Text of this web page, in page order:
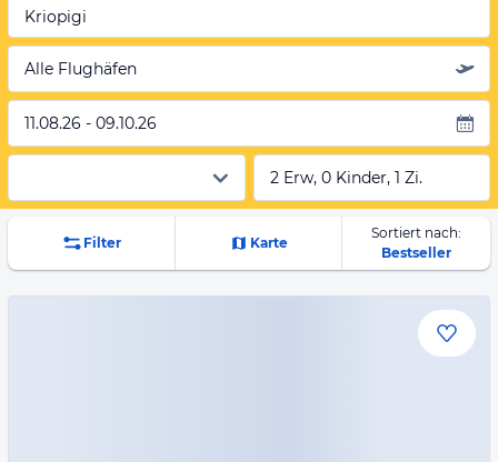
Kriopigi
Alle Flughäfen
11.08.26 - 09.10.26
2 Erw, 0 Kinder, 1 Zi.
Filter Karte
Sortiert nach:
Bestseller